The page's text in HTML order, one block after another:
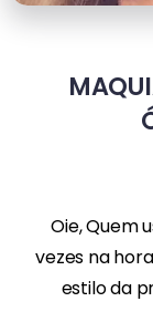
Oie, Quem
vezes na
estilo da